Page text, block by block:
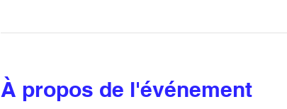
À propos de l'événement